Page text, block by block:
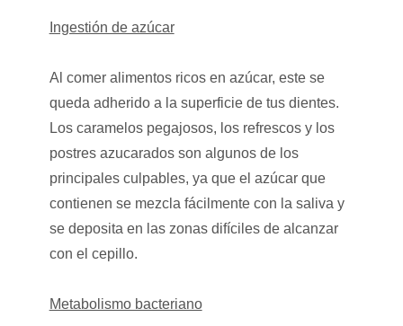
Ingestión de azúcar
Al comer alimentos ricos en azúcar, este se
queda adherido a la superficie de tus dientes.
Los caramelos pegajosos, los refrescos y los
postres azucarados son algunos de los
principales culpables, ya que el azúcar que
contienen se mezcla fácilmente con la saliva y
se deposita en las zonas difíciles de alcanzar
con el cepillo.
Metabolismo bacteriano